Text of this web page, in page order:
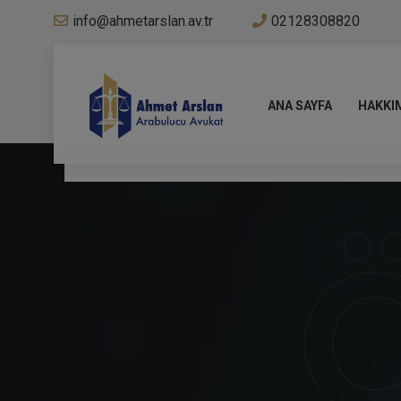
info@ahmetarslan.av.tr 02128308820
ANA SAYFA